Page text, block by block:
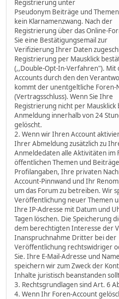
Registrierung unter
Pseudonym Beiträge und
kein Klarnamenzwang. Nach der
Registrierung über das Online-
Sie eine Bestätigungsemail zur
Verifizierung Ihrer Daten
Registrierung per Mausklick
(,,Double-Opt-In-Verfahren").
Accounts durch den den
kommt der unentgeltliche Foren-
(Vertragsschluss). Wenn Sie Ihre
Registrierung nicht per
Anmeldung innerhalb von 24
gelöscht.
2. Wenn wir Ihren Account
Ihrer Abmeldung zusätzlich zu
Anmeldedaten alle Aktivitäten im
öffentlichen Themen und
Profilangaben, Ihre privaten
Account-Pinnwand und Ihr
um das Forum zu betreiben. Wir
Veröffentlichung neuer Themen
Ihre IP-Adresse mit Datum und
Tagen löschen. Die Speicherung
dem berechtigten Interesse der
Inanspruchnahme Dritter bei der
Veröffentlichung rechtswidriger
Sie. Ihre E-Mail-Adresse und
speichern wir zum Zweck der
Inhalte juristisch beanstanden
3. Rechtsgrundlagen sind Art. 6
4. Wenn Ihr Foren-Account